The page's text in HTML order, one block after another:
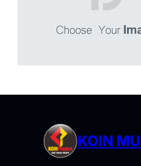
KOIN